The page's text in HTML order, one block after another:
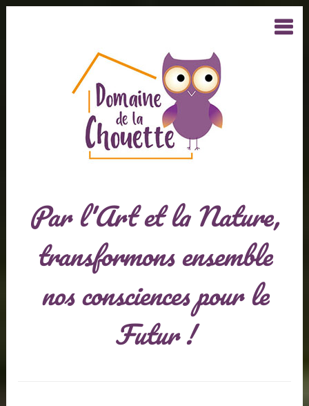
Par l'Art et la Nature,
transformons ensemble
nos consciences pour le
Futur !